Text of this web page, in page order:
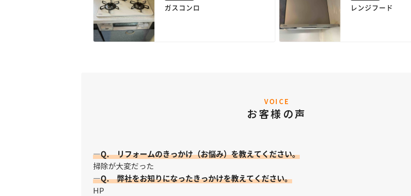
ガスコンロ レンジフード
VOICE
お客様の声
—Q. リフォームのきっかけ（お悩み）を教えてください。
掃除が大変だった
—Q. 弊社をお知りになったきっかけを教えてください。
HP